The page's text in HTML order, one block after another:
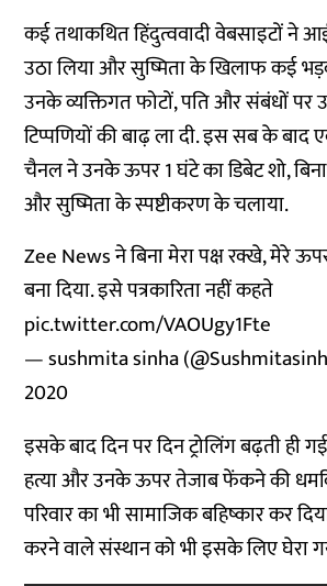
कई तथाकथित हिंदुत्ववादी वेबसाइटों ने
उठा लिया और सुष्मिता के खिलाफ कई
उनके व्यक्तिगत फोटों, पति और संबंधों पर
टिप्पणियों की बाढ़ ला दी. इस सब के बाद
चैनल ने उनके ऊपर 1 घंटे का डिबेट शो, बिना
और सुष्मिता के स्पष्टीकरण के चलाया.
Zee News ने बिना मेरा पक्ष रक्खे, मेरे
बना दिया. इसे पत्रकारिता नहीं कहते
pic.twitter.com/VAOUgy1Fte
— sushmita sinha
2020
इसके बाद दिन पर दिन ट्रोलिंग बढ़ती ही
हत्या और उनके ऊपर तेजाब फेंकने की
परिवार का भी सामाजिक बहिष्कार कर
करने वाले संस्थान को भी इसके लिए घेरा